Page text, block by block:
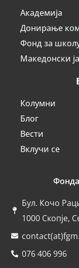
Академија
Донирање
Фонд за
Македонски
Колумни
Блог
Вести
Вклучи се
Бул. Кочо
1000 Скопје,
076 406 996